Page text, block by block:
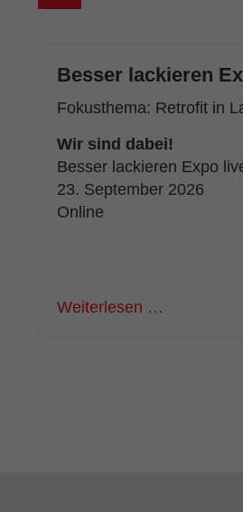
Besser lackieren
Fokusthema: Retrofit in
Wir sind dabei!
Besser lackieren Expo
23. September 2026
Online
Weiterlesen …